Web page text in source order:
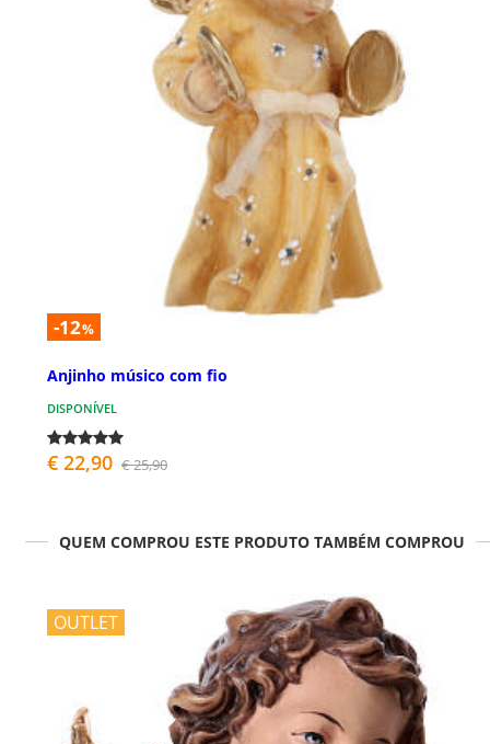
-12%
Anjinho músico com fio
DISPONÍVEL
€ 22,90 € 25,90
QUEM COMPROU ESTE PRODUTO TAMBÉM COMPROU
OUTLET